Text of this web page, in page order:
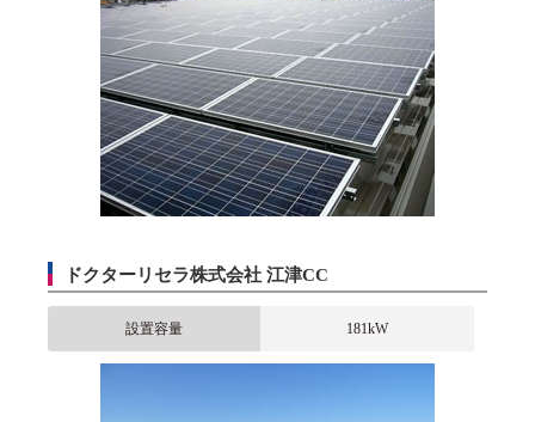
ドクターリセラ株式会社 江津CC
設置容量 181kW